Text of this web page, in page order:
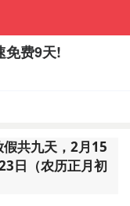
免费9天!
共九天，2月15
日（农历正月初